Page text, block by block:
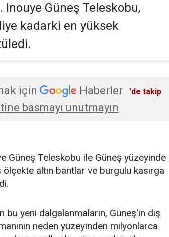
Inouye Güneş Teleskobu,
kadarki en yüksek
için Haberler
'de takip
basmayı unutmayın
Güneş Teleskobu ile Güneş yüzeyinde
altın bantlar ve burgulu kasırga
bu yeni dalgalanmaların, Güneş'in dış
neden yüzeyinden milyonlarca